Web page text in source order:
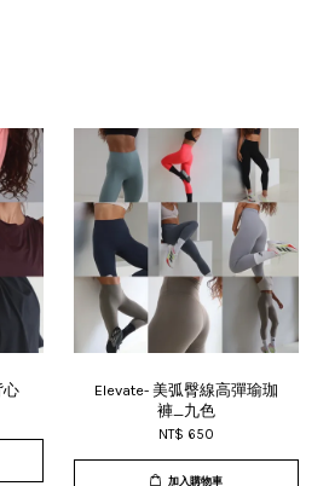
心
Elevate- 美弧臀線高彈瑜珈
褲_九色
NT$ 650
加入購物車